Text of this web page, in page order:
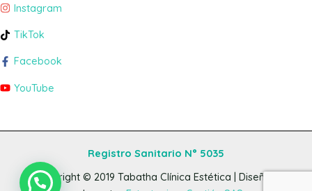
Instagram
TikTok
Facebook
YouTube
Registro Sanitario N° 5035
Copyright © 2019 Tabatha Clínica Estética | Diseño y